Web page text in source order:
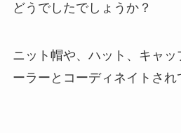
どうでしたでしょうか？
ニット帽や、ハット、キャ
ーラーとコーディネイトされ